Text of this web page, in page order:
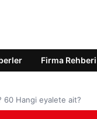
Firma Rehberi
60 Hangi eyalete ait?